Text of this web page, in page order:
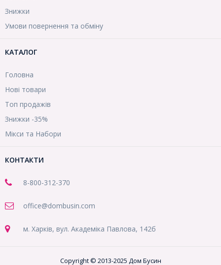
Знижки
Умови повернення та обміну
КАТАЛОГ
Головна
Нові товари
Топ продажів
Знижки -35%
Мікси та Набори
КОНТАКТИ
8-800-312-370
office@dombusin.com
м. Харків, вул. Академіка Павлова, 142б
Copyright © 2013-2025 Дом Бусин